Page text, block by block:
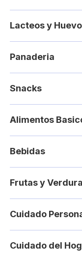
Lacteos y
Panaderia
Snacks
Alimentos
Bebidas
Frutas y
Cuidado
Cuidado del